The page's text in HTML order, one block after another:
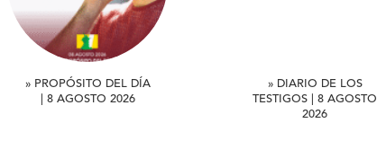
» PROPÓSITO DEL DÍA
| 8 AGOSTO 2026
» DIARIO DE LOS
TESTIGOS | 8 AGOSTO
2026